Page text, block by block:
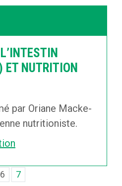
ET NUTRITION
par Oriane Macke-
nutritioniste.
6 7